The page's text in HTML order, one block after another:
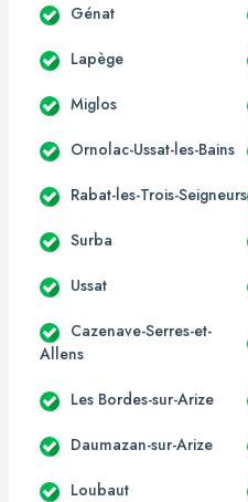
Génat
Lapège
Miglos
Ornolac-Ussat-les-Bains
Rabat-les-Trois-Seigneurs
Surba
Ussat
Cazenave-Serres-et-
Allens
Les Bordes-sur-Arize
Daumazan-sur-Arize
Loubaut